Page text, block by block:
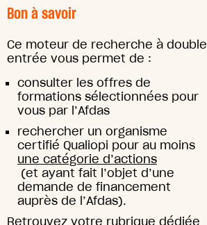
Bon à savoir
Ce moteur de recherche à double
entrée vous permet de :
consulter les offres de
formations sélectionnées pour
vous par l’Afdas
rechercher un organisme
certifié Qualiopi pour au moins
une catégorie d’actions
(et ayant fait l’objet d’une
demande de financement
auprès de l’Afdas).
Retrouvez votre rubrique dédiée